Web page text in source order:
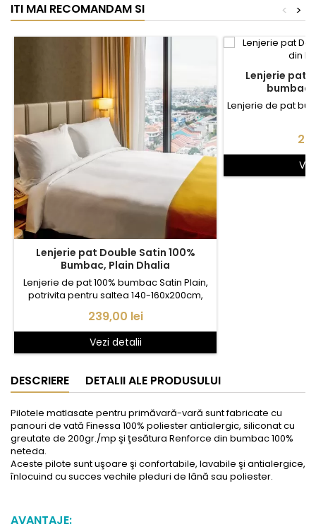
ITI MAI RECOMANDAM SI >
<
Lenjerie pat Double Satin 100%
Bumbac, Plain Dhalia
Lenjerie de pat 100% bumbac Satin Plain,
potrivita pentru saltea 140-160x200cm,
contine: - cearceaf pat 230x280cm, Satin
plain - husa pilota 1* 180x210cm, Satin Satin
plain - fata perna 2* 50x70cm, Satin plain
Pret
239,00 lei
Vezi detalii
Lenjerie pat
bumbac,
Lenjerie de pat
DESCRIERE DETALII ALE PRODUSULUI
Pilotele matlasate pentru primăvară-vară sunt fabricate cu
panouri de vată Finessa 100% poliester antialergic, siliconat cu
greutate de 200gr./mp şi ţesătura Renforce din bumbac 100%
neteda.
Aceste pilote sunt uşoare şi confortabile, lavabile şi antialergice,
înlocuind cu succes vechile pleduri de lână sau poliester.
AVANTAJE: